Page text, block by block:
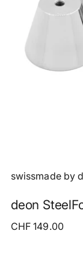
swissmade by
deon
Regulärer
CHF 149.00